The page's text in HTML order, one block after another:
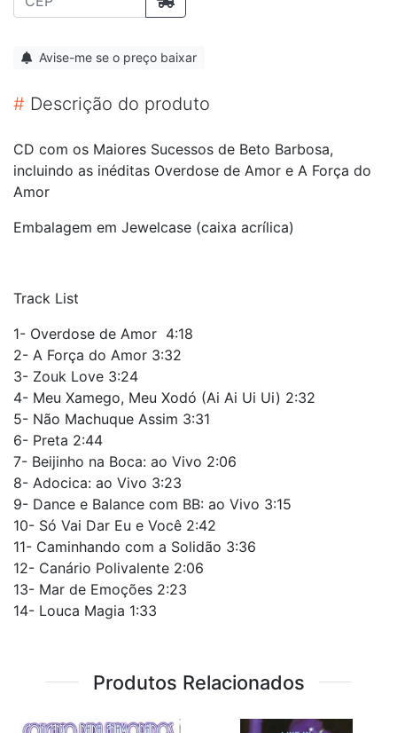
Avise-me se o preço baixar
# Descrição do produto
CD com os Maiores Sucessos de Beto Barbosa,
incluindo as inéditas Overdose de Amor e A Força do
Amor
Embalagem em Jewelcase (caixa acrílica)
Track List
1- Overdose de Amor 4:18
2- A Força do Amor 3:32
3- Zouk Love 3:24
4- Meu Xamego, Meu Xodó (Ai Ai Ui Ui) 2:32
5- Não Machuque Assim 3:31
6- Preta 2:44
7- Beijinho na Boca: ao Vivo 2:06
8- Adocica: ao Vivo 3:23
9- Dance e Balance com BB: ao Vivo 3:15
10- Só Vai Dar Eu e Você 2:42
11- Caminhando com a Solidão 3:36
12- Canário Polivalente 2:06
13- Mar de Emoções 2:23
14- Louca Magia 1:33
Produtos Relacionados